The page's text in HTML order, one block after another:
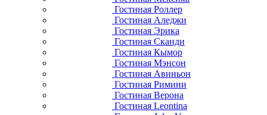
Гостиная Роллер
Гостиная Аледжи
Гостиная Эрика
Гостиная Сканди
Гостиная Кымор
Гостиная Мэнсон
Гостиная Авиньон
Гостиная Римини
Гостиная Верона
Гостиная Leontina